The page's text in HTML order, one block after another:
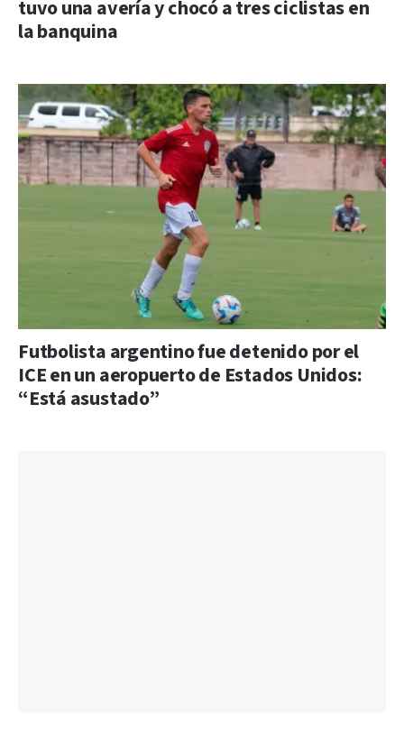
tuvo una avería y chocó a tres ciclistas en
la banquina
Futbolista argentino fue detenido por el
ICE en un aeropuerto de Estados Unidos:
“Está asustado”